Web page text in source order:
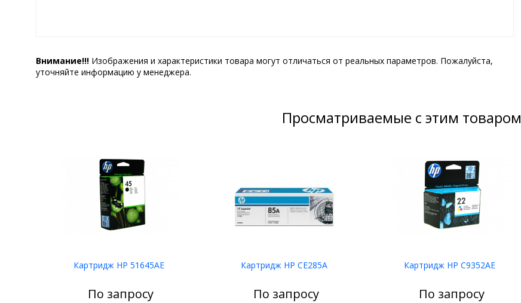
Внимание!!! Изображения и характеристики товара могут отличаться от реальных параметров. Пожалуйста,
уточняйте информацию у менеджера.
Просматриваемые с этим товаром
Картридж HP 51645AE
По запросу
Картридж HP CE285A
По запросу
Картридж HP C9352AE
По запросу